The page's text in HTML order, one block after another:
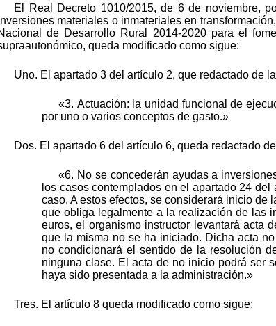
El Real Decreto 1010/2015, de 6 de noviembre,
materiales o inmateriales en
de Desarrollo Rural 2014-2020 para el
queda modificado como sigue:
Uno. El apartado 3 del artículo 2, que redactado de
«3. Actuación: la unidad funcional de
por uno o varios conceptos de gasto.»
Dos. El apartado 6 del artículo 6, queda redactado
«6. No se concederán ayudas a
los casos contemplados en el apartado 24
caso. A estos efectos, se considerará inicio
que obliga legalmente a la realización de las
euros, el organismo instructor levantará acta
que la misma no se ha iniciado. Dicha acta
no condicionará el sentido de la resolución
ninguna clase. El acta de no inicio podrá ser
haya sido presentada a la administración.»
Tres. El artículo 8 queda modificado como sigue: